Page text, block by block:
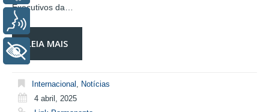
Executivos da…
LEIA MAIS
Internacional , Notícias
4 abril, 2025